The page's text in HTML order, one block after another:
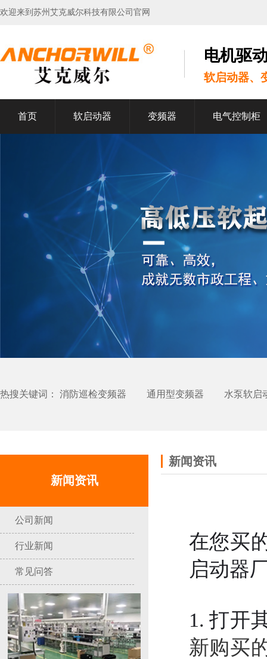
欢迎来到苏州艾克威尔科技有限公司官网
电机驱
软启动器、
首页 软启动器 变频器 电气控制柜
热搜关键词： 消防巡检变频器 通用型变频器 水泵软启
新闻资讯
公司新闻
行业新闻
常见问答
新闻资讯
在您买
启动器
1. 打开
新购买